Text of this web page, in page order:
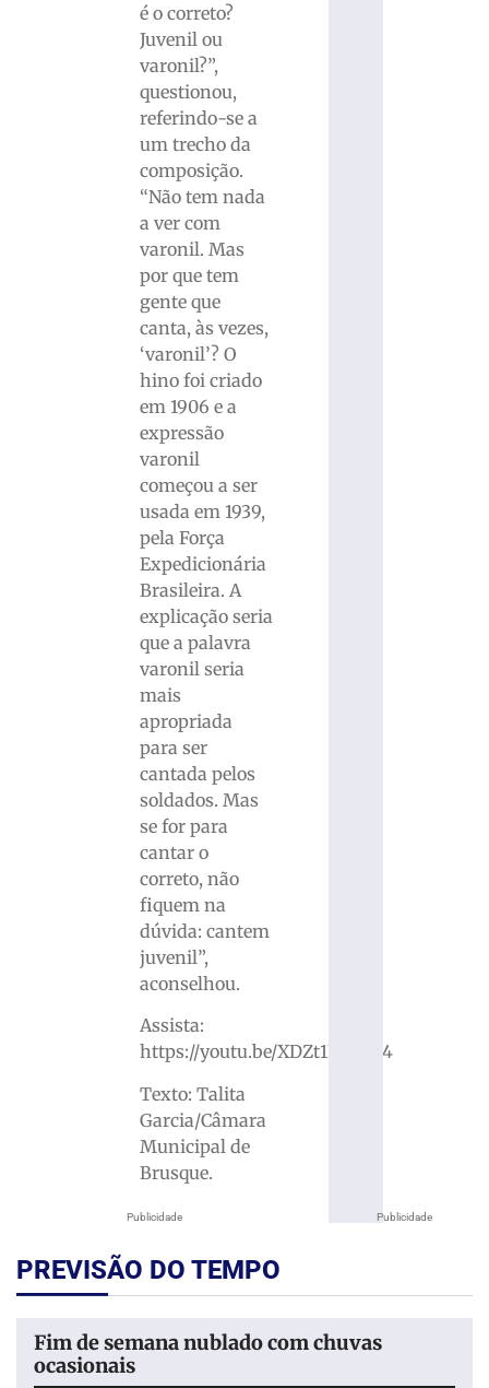
Publicidade
é o correto?
Juvenil ou
varonil?”,
questionou,
referindo-se a
um trecho da
composição.
“Não tem nada
a ver com
varonil. Mas
por que tem
gente que
canta, às vezes,
‘varonil’? O
hino foi criado
em 1906 e a
expressão
varonil
começou a ser
usada em 1939,
pela Força
Expedicionária
Brasileira. A
explicação seria
que a palavra
varonil seria
mais
apropriada
para ser
cantada pelos
soldados. Mas
se for para
cantar o
correto, não
fiquem na
dúvida: cantem
juvenil”,
aconselhou.
Assista:
https://youtu.be/XDZt1NC5Fx4
Texto: Talita
Garcia/Câmara
Municipal de
Brusque.
Publicidade
PREVISÃO DO TEMPO
Fim de semana nublado com chuvas
ocasionais